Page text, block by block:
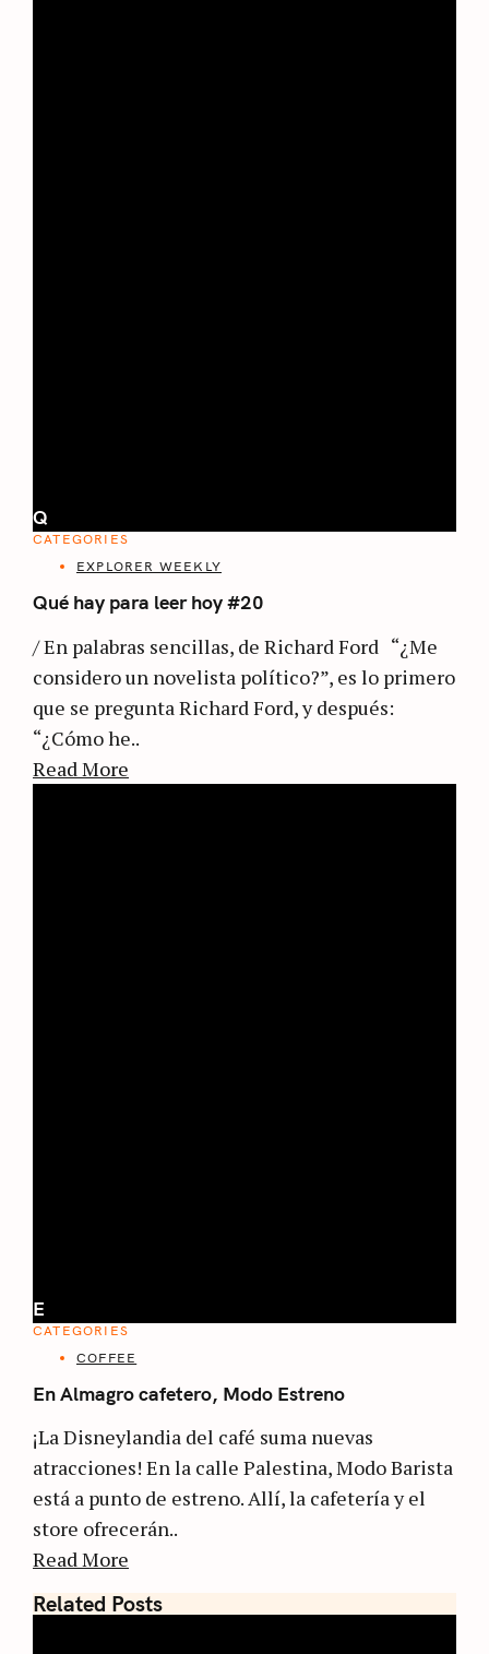
Q
CATEGORIES
EXPLORER WEEKLY
Qué hay para leer hoy #20
/ En palabras sencillas, de Richard Ford “¿Me
considero un novelista político?”, es lo primero
que se pregunta Richard Ford, y después:
“¿Cómo he..
Read More
E
CATEGORIES
COFFEE
En Almagro cafetero, Modo Estreno
¡La Disneylandia del café suma nuevas
atracciones! En la calle Palestina, Modo Barista
está a punto de estreno. Allí, la cafetería y el
store ofrecerán..
Read More
Related Posts